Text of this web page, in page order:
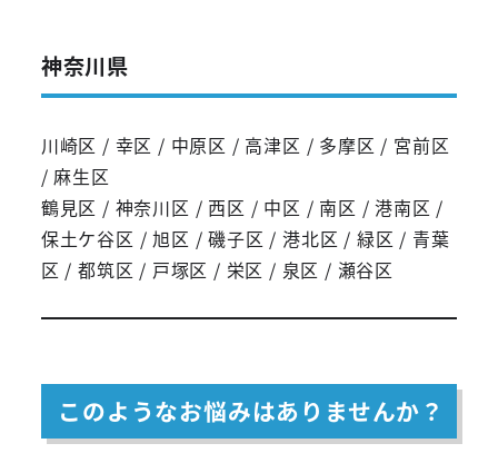
神奈川県
川崎区 / 幸区 / 中原区 / 高津区 / 多摩区 / 宮前区
/ 麻生区
鶴見区 / 神奈川区 / 西区 / 中区 / 南区 / 港南区 /
保土ケ谷区 / 旭区 / 磯子区 / 港北区 / 緑区 / 青葉
区 / 都筑区 / 戸塚区 / 栄区 / 泉区 / 瀬谷区
このようなお悩みはありませんか？